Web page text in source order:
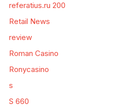
referatius.ru 200
Retail News
review
Roman Casino
Ronycasino
s
S 660